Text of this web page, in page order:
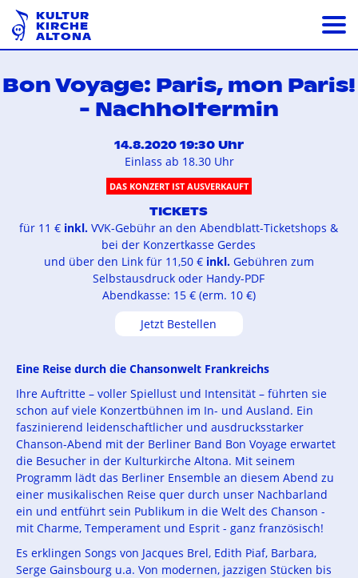
KULTUR
KIRCHE
ALTONA
Bon Voyage: Paris, mon Paris!
- Nachholtermin
14.8.2020 19:30 Uhr
Einlass ab 18.30 Uhr
DAS KONZERT IST AUSVERKAUFT
TICKETS
für 11 € inkl. VVK-Gebühr an den Abendblatt-Ticketshops &
bei der Konzertkasse Gerdes
und über den Link für 11,50 € inkl.Gebühren zum
Selbstausdruck oder Handy-PDF
Abendkasse: 15 € (erm. 10 €)
Jetzt Bestellen
Eine Reise durch die Chansonwelt Frankreichs
Ihre Auftritte – voller Spiellust und Intensität – führten sie
schon auf viele Konzertbühnen im In- und Ausland. Ein
faszinierend leidenschaftlicher und ausdrucksstarker
Chanson-Abend mit der Berliner Band Bon Voyage erwartet
die Besucher in der Kulturkirche Altona. Mit seinem
Programm lädt das Berliner Ensemble an diesem Abend zu
einer musikalischen Reise quer durch unser Nachbarland
ein und entführt sein Publikum in die Welt des Chanson -
mit Charme, Temperament und Esprit - ganz französisch!
Es erklingen Songs von Jacques Brel, Edith Piaf, Barbara,
Serge Gainsbourg u.a. Von modernen, jazzigen Stücken bis